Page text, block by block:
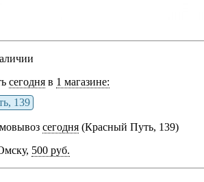
сегодня в 1 магазине:
139
сегодня (Красный Путь, 139)
500 руб.